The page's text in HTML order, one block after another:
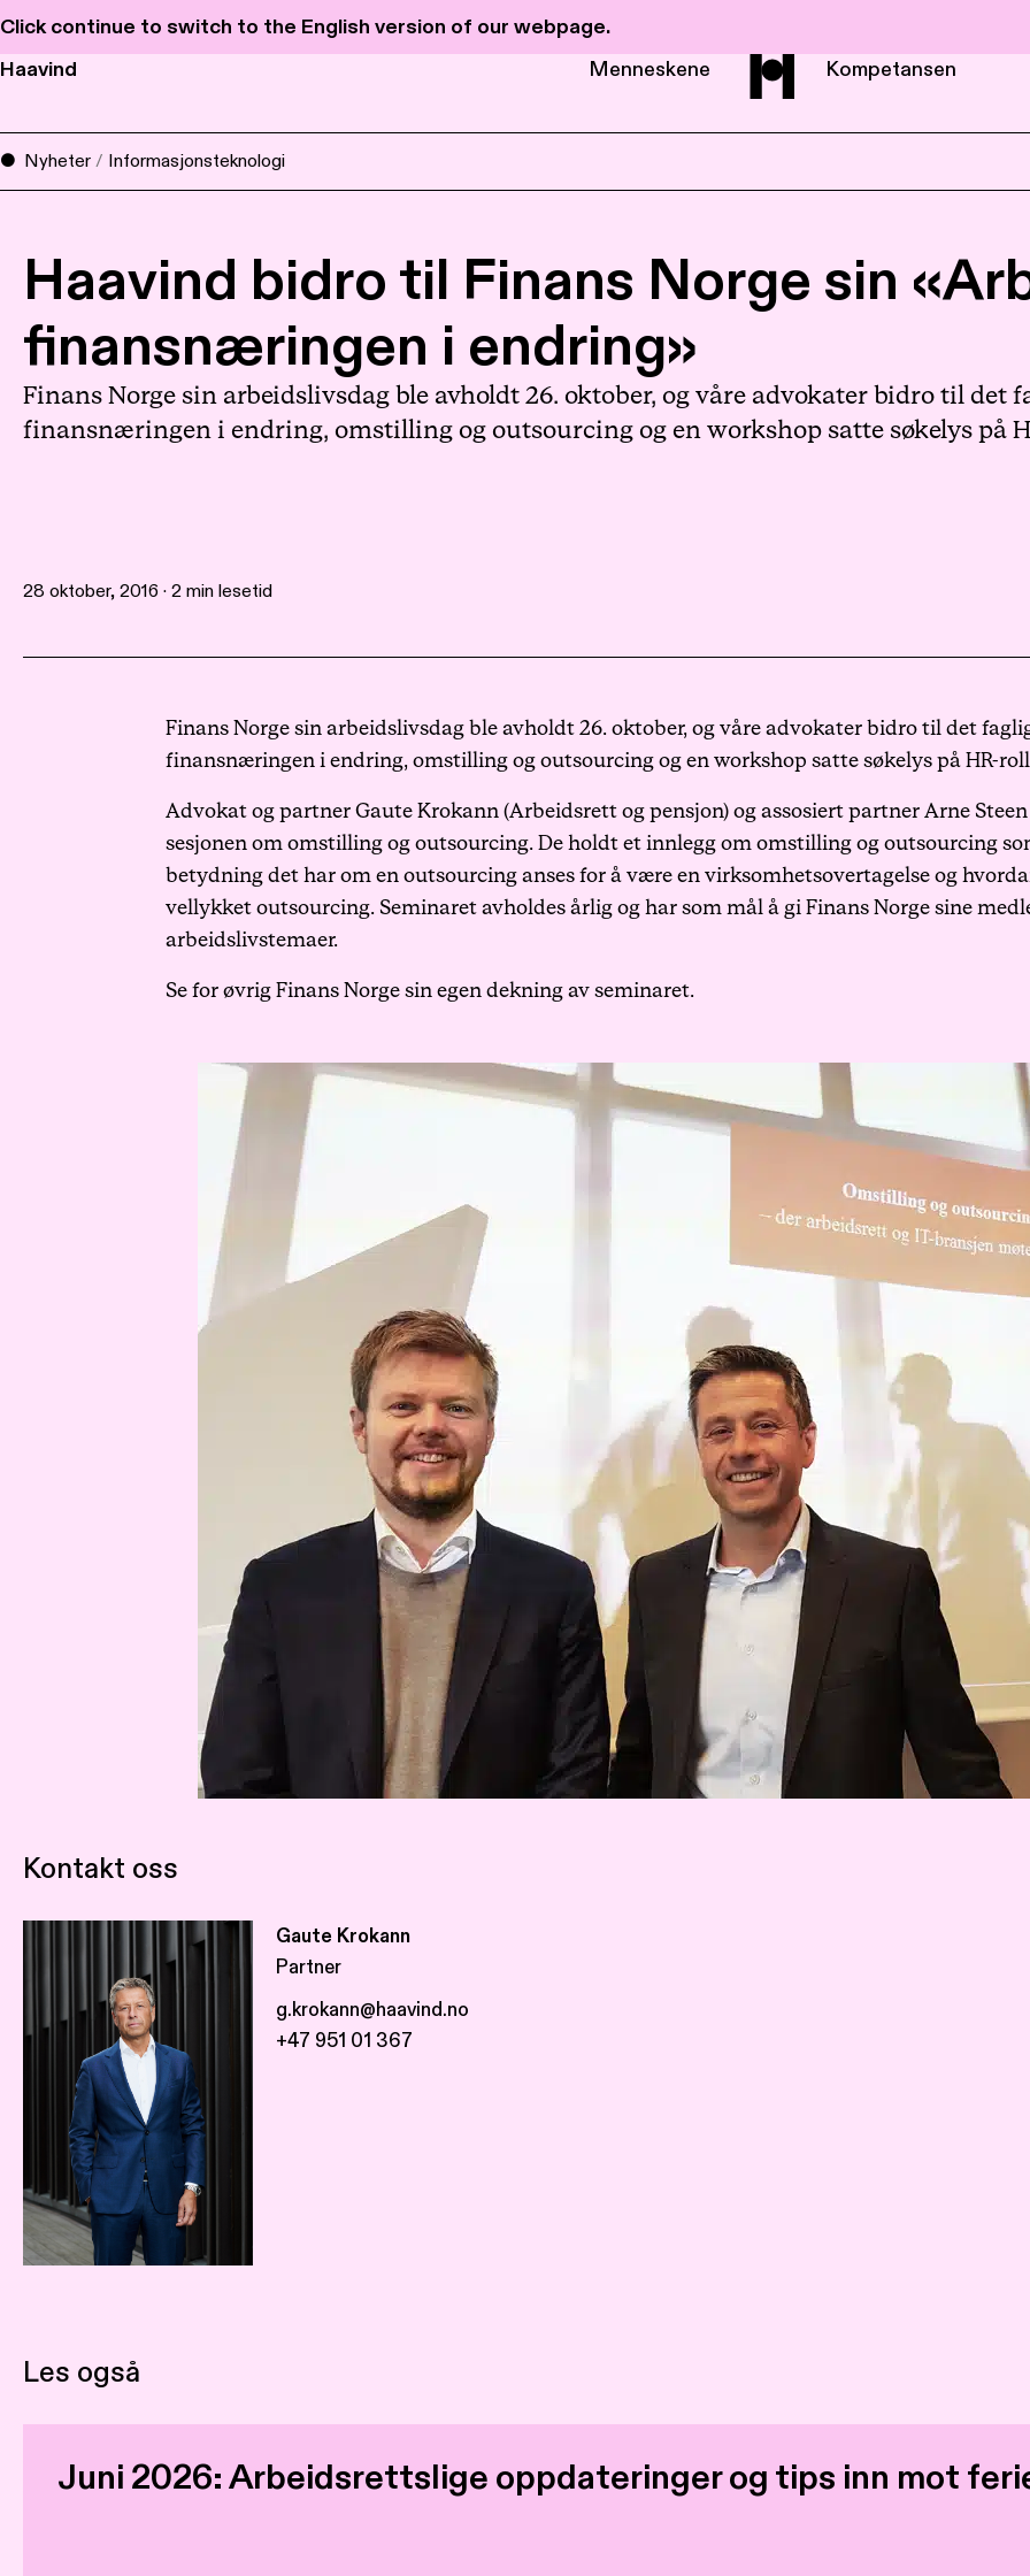
Click continue to switch to the English version of our webpage.
Haavind
Menneskene Kompetansen
Menneskene
Kompetanse
Haavind Digital
Haavind Svalbard
Haavind Tech Insight
Nyheter / Informasjonsteknologi
Haavind bidro til Finans Norge sin
finansnæringen i endring»
Finans Norge sin arbeidslivsdag ble avholdt 26. oktober, og våre advokater bidro til det
finansnæringen i endring, omstilling og outsourcing og en workshop satte søkelys på
28 oktober, 2016 · 2 min lesetid
Finans Norge sin arbeidslivsdag ble avholdt 26. oktober, og våre advokater bidro til det
finansnæringen i endring, omstilling og outsourcing og en workshop satte søkelys på HR-
Advokat og partner Gaute Krokann (Arbeidsrett og pensjon) og assosiert partner Arne
sesjonen om omstilling og outsourcing. De holdt et innlegg om omstilling og outsourcing
betydning det har om en outsourcing anses for å være en virksomhetsovertagelse og
vellykket outsourcing. Seminaret avholdes årlig og har som mål å gi Finans Norge sine
arbeidslivstemaer.
Se for øvrig Finans Norge sin egen dekning av seminaret.
Kontakt oss
Gaute Krokann
Partner
g.krokann@haavind.no
+47 951 01 367
Les også
Juni 2026: Arbeidsrettslige oppdateringer og tips inn mot